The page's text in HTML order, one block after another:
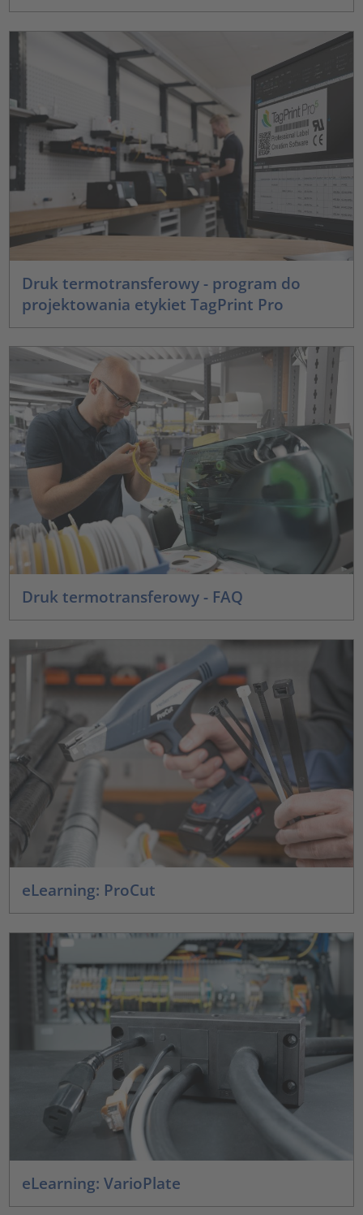
Druk termotransferowy - program do
projektowania etykiet TagPrint Pro
Druk termotransferowy - FAQ
eLearning: ProCut
eLearning: VarioPlate